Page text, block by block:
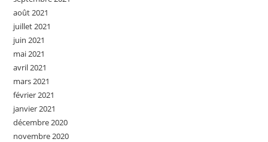
août 2021
juillet 2021
juin 2021
mai 2021
avril 2021
mars 2021
février 2021
janvier 2021
décembre 2020
novembre 2020